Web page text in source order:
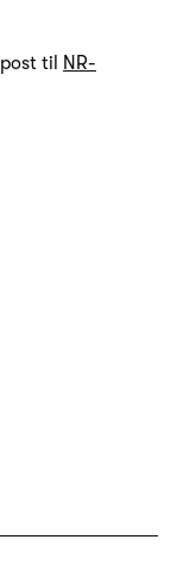
til
NR-